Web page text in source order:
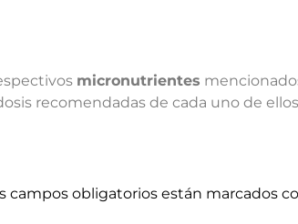
micronutrientes
recomendadas de cada uno de
campos obligatorios están marcados